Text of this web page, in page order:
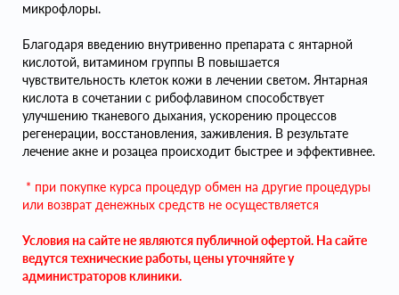
микрофлоры.
Благодаря введению внутривенно препарата с янтарной
кислотой, витамином группы В повышается
чувствительность клеток кожи в лечении светом. Янтарная
кислота в сочетании с рибофлавином способствует
улучшению тканевого дыхания, ускорению процессов
регенерации, восстановления, заживления. В результате
лечение акне и розацеа происходит быстрее и эффективнее.
* при покупке курса процедур обмен на другие процедуры
или возврат денежных средств не осуществляется
Условия на сайте не являются публичной офертой. На сайте
ведутся технические работы, цены уточняйте у
администраторов клиники.